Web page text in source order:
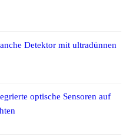
Detektor mit ultradünnen
optische Sensoren auf